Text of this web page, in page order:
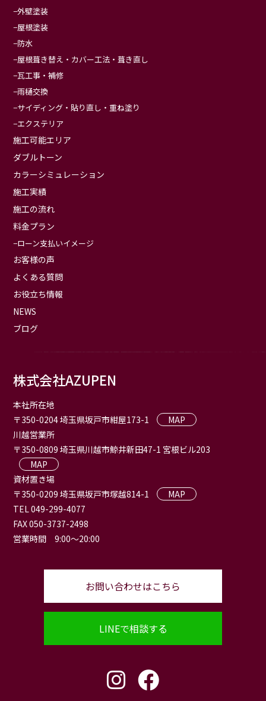
外壁塗装
屋根塗装
防水
屋根葺き替え・カバー工法・葺き直し
瓦工事・補修
雨樋交換
サイディング・貼り直し・重ね塗り
エクステリア
施工可能エリア
ダブルトーン
カラーシミュレーション
施工実績
施工の流れ
料金プラン
ローン支払いイメージ
お客様の声
よくある質問
お役立ち情報
NEWS
ブログ
株式会社AZUPEN
本社所在地
〒350-0204 埼玉県坂戸市紺屋173-1
MAP
川越営業所
〒350-0809 埼玉県川越市鯨井新田47-1 宮根ビル203
MAP
資材置き場
〒350-0209 埼玉県坂戸市塚越814-1
MAP
TEL 049-299-4077
FAX 050-3737-2498
営業時間 9:00〜20:00
お問い合わせはこちら
LINEで相談する